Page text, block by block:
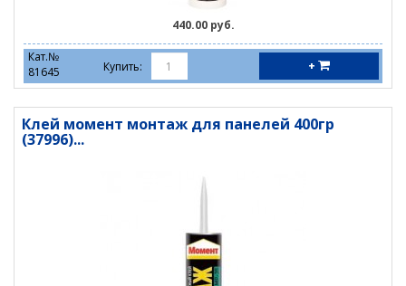
440.00 руб.
Кат.№
81645
Купить: +
Клей момент монтаж для панелей 400гр
(37996)...